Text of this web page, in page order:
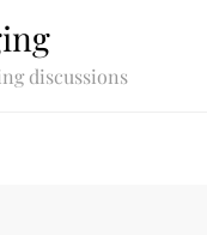
discussions